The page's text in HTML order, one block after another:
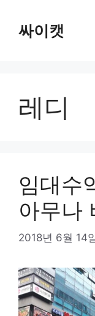
싸이캣
레디
임대수
아무나
2018년 6월 14